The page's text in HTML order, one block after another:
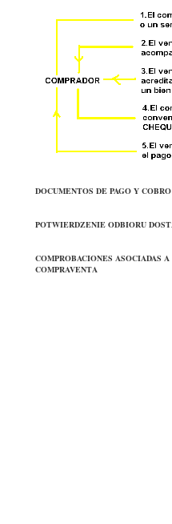
DOCUMENTOS DE PAGO Y
POTWIERDZENIE ODBIORU
COMPROBACIONES ASOCIADAS
COMPRAVENTA